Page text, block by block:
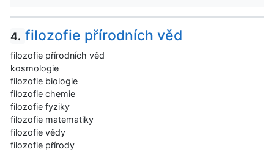
4. filozofie přírodních věd
filozofie přírodních věd
kosmologie
filozofie biologie
filozofie chemie
filozofie fyziky
filozofie matematiky
filozofie vědy
filozofie přírody